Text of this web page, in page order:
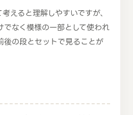
えると理解しやすいですが、
なく模様の一部として使われ
後の段とセットで見ることが